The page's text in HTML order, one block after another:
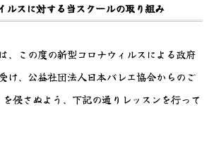
ルスに対する当スクールの取り組み
、この度の新型コロナウィルスによる政府
け、公益社団法人日本バレエ協会からのご
侵さぬよう、下記の通りレッスンを行って